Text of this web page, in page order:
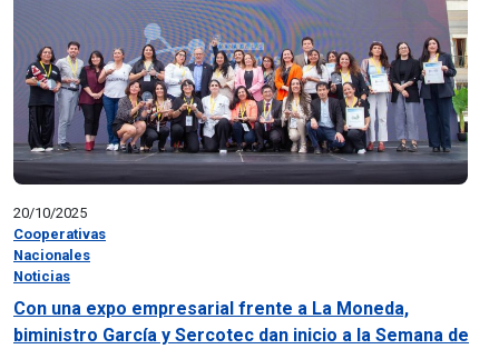
20/10/2025
Cooperativas
Nacionales
Noticias
Con una expo empresarial frente a La Moneda,
biministro García y Sercotec dan inicio a la Semana de